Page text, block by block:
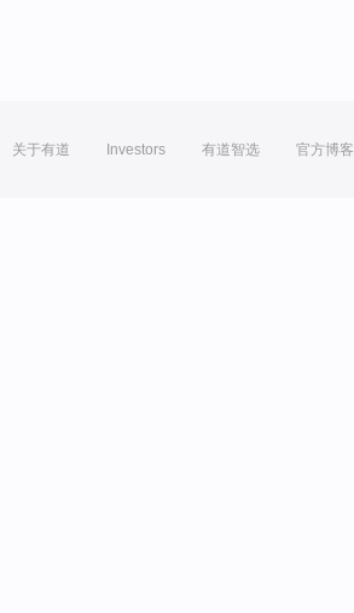
关于有道 Investors 有道智选 官方博客